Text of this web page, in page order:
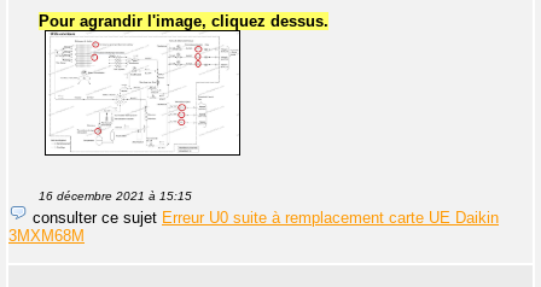
Pour agrandir l'image, cliquez dessus.
16 décembre 2021 à 15:15
consulter ce sujet Erreur U0 suite à remplacement carte UE Daikin
3MXM68M